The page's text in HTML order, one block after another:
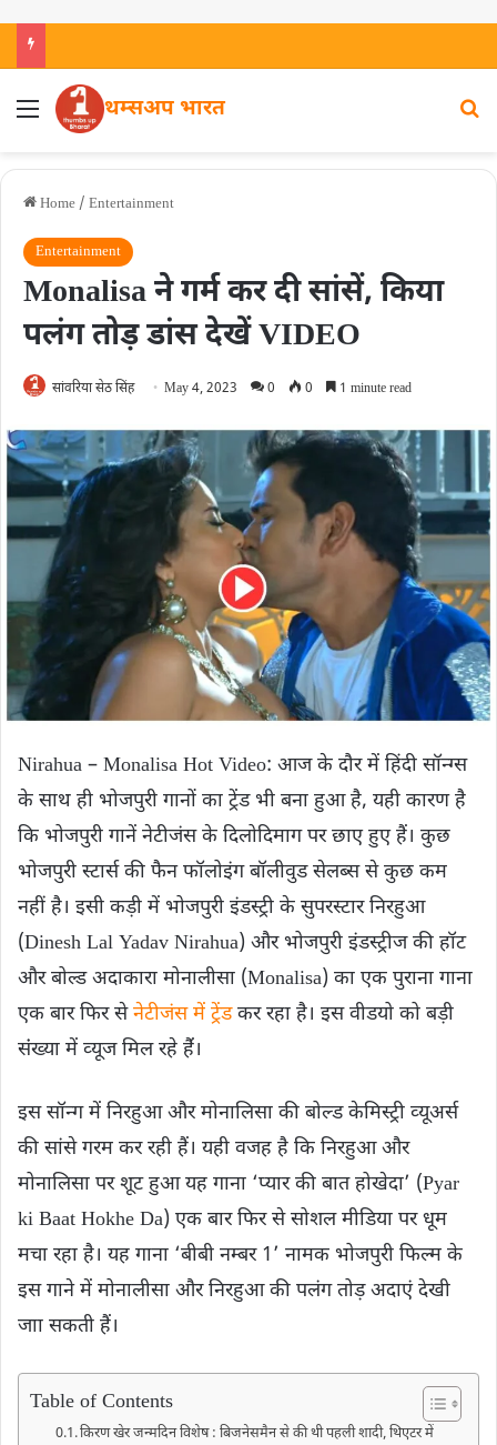
थम्सअप भारत
Home / Entertainment
Entertainment
Monalisa ने गर्म कर दी सांसें, किया
पलंग तोड़ डांस देखें VIDEO
सांवरिया सेठ सिंह May 4, 2023 0 0 1 minute read
Nirahua – Monalisa Hot Video: आज के दौर में हिंदी सॉन्‍ग्स
के साथ ही भोजपुरी गानों का ट्रेंड भी बना हुआ है, यही कारण है
कि भोजपुरी गानें नेटीजंस के दिलोदिमाग पर छाए हुए हैं। कुछ
भोजपुरी स्टार्स की फैन फॉलोइंग बॉलीवुड सेलब्स से कुछ कम
नहीं है। इसी कड़ी में भोजपुरी इंडस्ट्री के सुपरस्टार निरहुआ
(Dinesh Lal Yadav Nirahua) और भोजपुरी इंडस्‍ट्रीज की हॉट
और बोल्ड अदाकारा मोनालीसा (Monalisa) का एक पुराना गाना
एक बार फ‍िर सेनेटीजंस में ट्रेंडकर रहा है। इस वीडयो को बड़ी
संंख्‍या में व्‍यूज मिल रहे हैंं।
इस सॉन्‍ग में निरहुआ और मोनालिसा की बोल्‍ड केमिस्ट्री व्‍यूअर्स
की सांसे गरम कर रही हैं। यही वजह है कि निरहुआ और
मोनालिसा पर शूट हुआ यह गाना ‘प्यार की बात होखेदा’ (Pyar
ki Baat Hokhe Da) एक बार फिर से सोशल मीडिया पर धूम
मचा रहा है। यह गाना ‘बीबी नम्बर 1’ नामक भोजपुरी फि‍ल्‍म के
इस गाने में मोनालीसा और निरहुआ की पलंग तोड़ अदाएं देखी
जाा सकती हैं।
Table of Contents
किरण खेर जन्मदिन विशेष : बिजनेसमैन से की थी पहली शादी, थिएटर में